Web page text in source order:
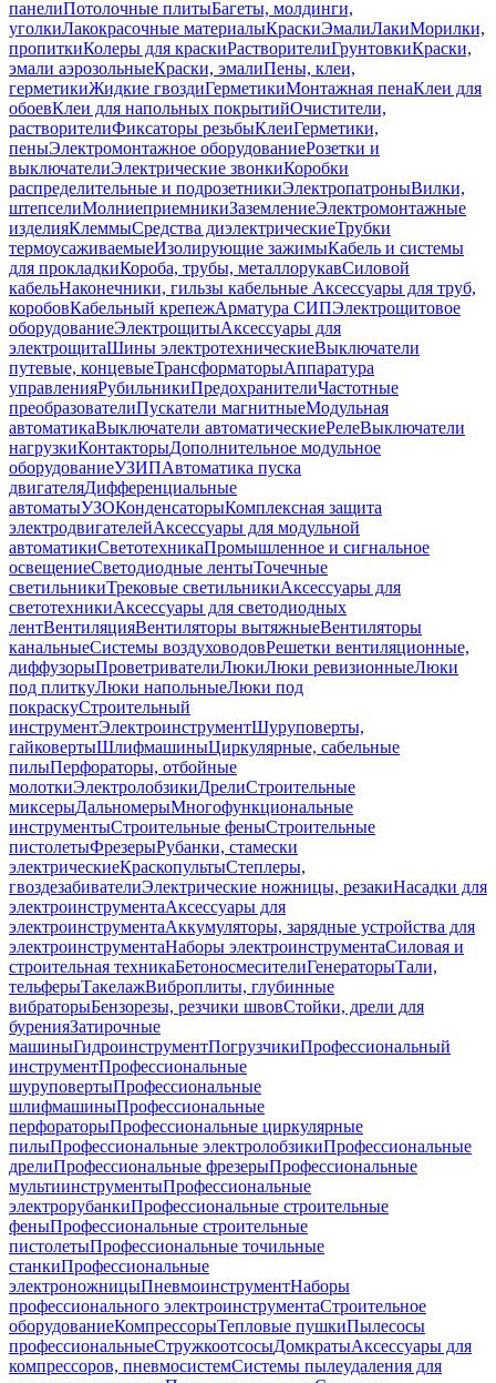
панелиПотолочные плитыБагеты, молдинги,
уголкиЛакокрасочные материалыКраскиЭмалиЛакиМорилки,
пропиткиКолеры для краскиРастворителиГрунтовкиКраски,
эмали аэрозольныеКраски, эмалиПены, клеи,
герметикиЖидкие гвоздиГерметикиМонтажная пенаКлеи для
обоевКлеи для напольных покрытийОчистители,
растворителиФиксаторы резьбыКлеиГерметики,
пеныЭлектромонтажное оборудованиеРозетки и
выключателиЭлектрические звонкиКоробки
распределительные и подрозетникиЭлектропатроныВилки,
штепселиМолниеприемникиЗаземлениеЭлектромонтажные
изделияКлеммыСредства диэлектрическиеТрубки
термоусаживаемыеИзолирующие зажимыКабель и системы
для прокладкиКороба, трубы, металлорукавСиловой
кабельНаконечники, гильзы кабельные Аксессуары для труб,
коробовКабельный крепежАрматура СИПЭлектрощитовое
оборудованиеЭлектрощитыАксессуары для
электрощитаШины электротехническиеВыключатели
путевые, концевыеТрансформаторыАппаратура
управленияРубильникиПредохранителиЧастотные
преобразователиПускатели магнитныеМодульная
автоматикаВыключатели автоматическиеРелеВыключатели
нагрузкиКонтакторыДополнительное модульное
оборудованиеУЗИПАвтоматика пуска
двигателяДифференциальные
автоматыУЗОКонденсаторыКомплексная защита
электродвигателейАксессуары для модульной
автоматикиСветотехникаПромышленное и сигнальное
освещениеСветодиодные лентыТочечные
светильникиТрековые светильникиАксессуары для
светотехникиАксессуары для светодиодных
лентВентиляцияВентиляторы вытяжныеВентиляторы
канальныеСистемы воздуховодовРешетки вентиляционные,
диффузорыПроветривателиЛюкиЛюки ревизионныеЛюки
под плиткуЛюки напольныеЛюки под
покраскуСтроительный
инструментЭлектроинструментШуруповерты,
гайковертыШлифмашиныЦиркулярные, сабельные
пилыПерфораторы, отбойные
молоткиЭлектролобзикиДрелиСтроительные
миксерыДальномерыМногофункциональные
инструментыСтроительные феныСтроительные
пистолетыФрезерыРубанки, стамески
электрическиеКраскопультыСтеплеры,
гвоздезабивателиЭлектрические ножницы, резакиНасадки для
электроинструментаАксессуары для
электроинструментаАккумуляторы, зарядные устройства для
электроинструментаНаборы электроинструментаСиловая и
строительная техникаБетоносмесителиГенераторыТали,
тельферыТакелажВиброплиты, глубинные
вибраторыБензорезы, резчики швовСтойки, дрели для
буренияЗатирочные
машиныГидроинструментПогрузчикиПрофессиональный
инструментПрофессиональные
шуруповертыПрофессиональные
шлифмашиныПрофессиональные
перфораторыПрофессиональные циркулярные
пилыПрофессиональные электролобзикиПрофессиональные
дрелиПрофессиональные фрезерыПрофессиональные
мультиинструментыПрофессиональные
электрорубанкиПрофессиональные строительные
феныПрофессиональные строительные
пистолетыПрофессиональные точильные
станкиПрофессиональные
электроножницыПневмоинструментНаборы
профессионального электроинструментаСтроительное
оборудованиеКомпрессорыТепловые пушкиПылесосы
профессиональныеСтружкоотсосыДомкратыАксессуары для
компрессоров, пневмосистемСистемы пылеудаления для